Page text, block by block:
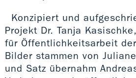
Konzipiert und
Projekt Dr. Tanja
für Öffentlichkeitsarbeit
Bilder stammen von
und Satz übernahm